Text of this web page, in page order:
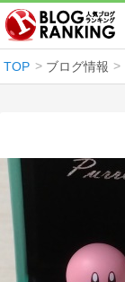
TOP ブログ情報